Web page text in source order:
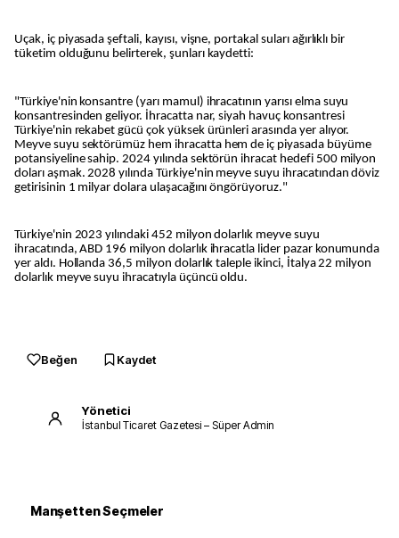
Uçak, iç piyasada şeftali, kayısı, vişne, portakal suları ağırlıklı bir
tüketim olduğunu belirterek, şunları kaydetti:
"Türkiye'nin konsantre (yarı mamul) ihracatının yarısı elma suyu
konsantresinden geliyor. İhracatta nar, siyah havuç konsantresi
Türkiye'nin rekabet gücü çok yüksek ürünleri arasında yer alıyor.
Meyve suyu sektörümüz hem ihracatta hem de iç piyasada büyüme
potansiyeline sahip. 2024 yılında sektörün ihracat hedefi 500 milyon
doları aşmak. 2028 yılında Türkiye'nin meyve suyu ihracatından döviz
getirisinin 1 milyar dolara ulaşacağını öngörüyoruz."
Türkiye'nin 2023 yılındaki 452 milyon dolarlık meyve suyu
ihracatında, ABD 196 milyon dolarlık ihracatla lider pazar konumunda
yer aldı. Hollanda 36,5 milyon dolarlık taleple ikinci, İtalya 22 milyon
dolarlık meyve suyu ihracatıyla üçüncü oldu.
Beğen Kaydet
Yönetici
İstanbul Ticaret Gazetesi – Süper Admin
Manşetten Seçmeler